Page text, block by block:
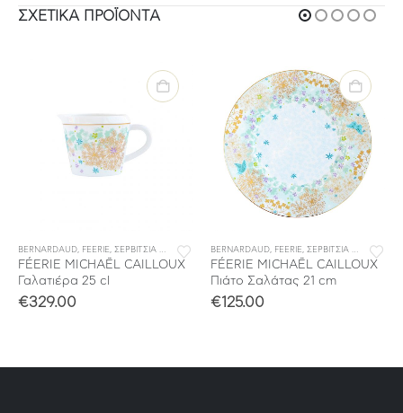
ΣΧΕΤΙΚΆ ΠΡΟΪΌΝΤΑ
,ΣΕΡΒΙΤΣΙΑ ΦΑΓΗΤΟΥ
BERNARDAUD, FEERIE, ΣΕΡΒΙΤΣΙΑ ΠΟΡΣΕΛΑΝΗΣ ,ΣΕΡΒΙΤΣΙΑ ΦΑΓΗΤΟΥ
FÉERIE MICHAËL CAILLOUX
Γαλατιέρα 25 cl
€329.00
BERNARDAUD, FEERIE, ΣΕΡΒΙΤΣΙΑ ΠΟΡΣΕΛΑΝΗΣ
FÉERIE MICHAËL CAILLOUX
Πιάτο Σαλάτας 21 cm
€125.00